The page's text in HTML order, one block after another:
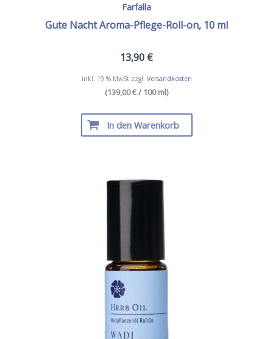
Farfalla
Gute Nacht Aroma-Pflege-Roll-on, 10 ml
13,90 €
inkl. 19 % MwSt. zzgl. Versandkosten
(139,00 € / 100 ml)
In den Warenkorb